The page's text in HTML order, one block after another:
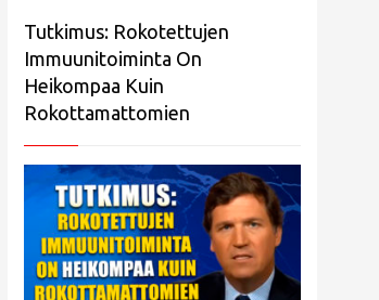
Tutkimus: Rokotettujen
Immuunitoiminta On
Heikompaa Kuin
Rokottamattomien